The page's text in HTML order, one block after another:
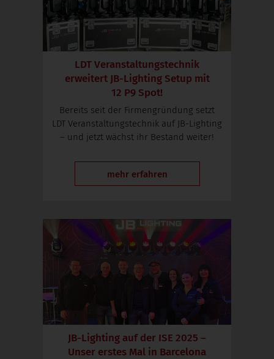
LDT Veranstaltungstechnik
erweitert JB-LightingSetup mit
12 P9 Spot!
Bereits seit der Firmengründung setzt
LDT Veranstaltungstechnik auf JB-Lighting
– und jetzt wächst ihr Bestand weiter!
mehr erfahren
JB-Lighting auf der ISE 2025 –
Unser erstes Mal in Barcelona